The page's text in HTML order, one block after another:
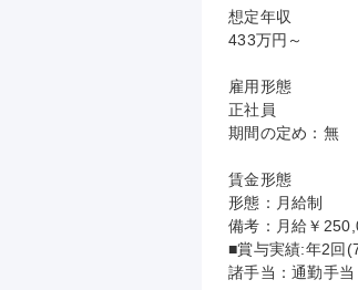
想定年収
433万円～
雇用形態
正社員
期間の定め：無
賃金形態
形態：月給制
備考：月給￥
■賞与実績:年2回
諸手当：通勤手